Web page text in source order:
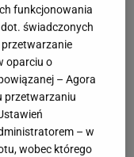
bo
dogonili
skoku
którzy
należało do
funkcjonowania
świadczonych
przetwarzanie
oparciu o
– Agora
przetwarzaniu
– w
wobec którego